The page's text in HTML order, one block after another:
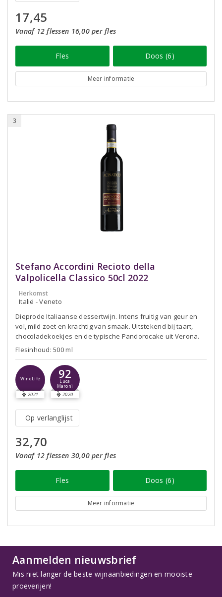
17,45
Vanaf 12 flessen 16,00 per fles
Fles Doos (6)
Meer informatie
3
Stefano Accordini Recioto della
Valpolicella Classico 50cl 2022
Herkomst
Italië - Veneto
Dieprode Italiaanse dessertwijn. Intens fruitig van geur en
vol, mild zoet en krachtig van smaak. Uitstekend bij taart,
chocoladekoekjes en de typische Pandorocake uit Verona.
Flesinhoud: 500 ml
WineLife
2021
92
Luca
Maroni
2020
Op verlanglijst
32,70
Vanaf 12 flessen 30,00 per fles
Fles Doos (6)
Meer informatie
Aanmelden nieuwsbrief
Mis niet langer de beste wijnaanbiedingen en mooiste
proeverijen!